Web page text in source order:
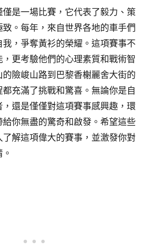
是一場比賽，它代表了毅力、策
。每年，來自世界各地的車手們
，爭奪黃衫的榮耀。這項賽事不
更考驗他們的心理素質和戰術智
險峻山路到巴黎香榭麗舍大街的
充滿了挑戰和驚喜。無論你是自
還是僅僅對這項賽事感興趣，環
你無盡的驚奇和啟發。希望這些
解這項偉大的賽事，並激發你對